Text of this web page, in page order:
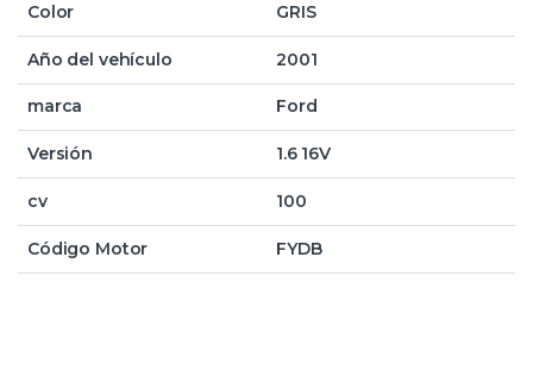
Color GRIS
Año del vehículo 2001
marca Ford
Versión 1.6 16V
cv 100
Código Motor FYDB